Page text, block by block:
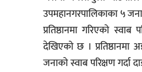
उपमहानगरपालिकाका ५
प्रतिष्ठानमा गरिएको
देखिएको छ ।
जनाको स्वाब परिक्षण गर्दा